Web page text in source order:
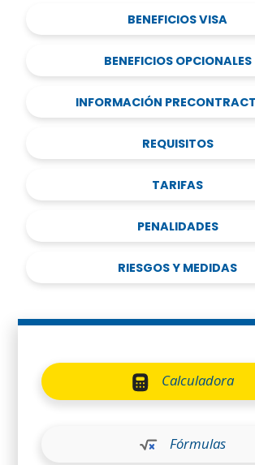
BENEFICIOS VISA
BENEFICIOS OPCIONALES
INFORMACIÓN
REQUISITOS
TARIFAS
PENALIDADES
RIESGOS Y MEDIDAS
Calculadora
Fórmulas